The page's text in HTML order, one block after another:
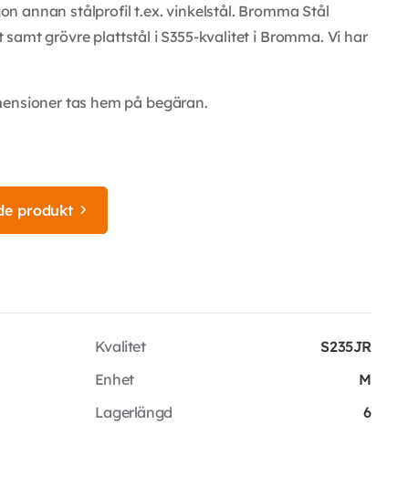
annan stålprofil t.ex. vinkelstål. Bromma Stål
grövre plattstål i S355-kvalitet i Bromma. Vi har
tas hem på begäran.
produkt
Kvalitet
S235JR
Enhet
M
Lagerlängd
6